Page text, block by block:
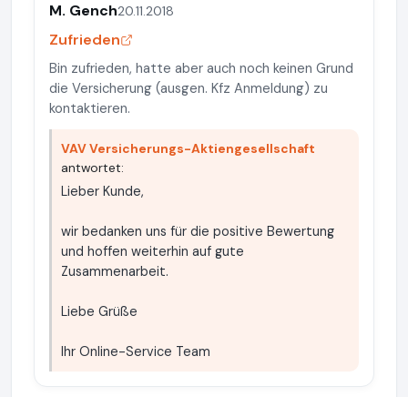
M. Gench20.11.2018
Zufrieden
Bin zufrieden, hatte aber auch noch keinen Grund
die Versicherung (ausgen. Kfz Anmeldung) zu
kontaktieren.
VAV Versicherungs-Aktiengesellschaft
antwortet:
Lieber Kunde,
wir bedanken uns für die positive Bewertung
und hoffen weiterhin auf gute
Zusammenarbeit.
Liebe Grüße
Ihr Online-Service Team